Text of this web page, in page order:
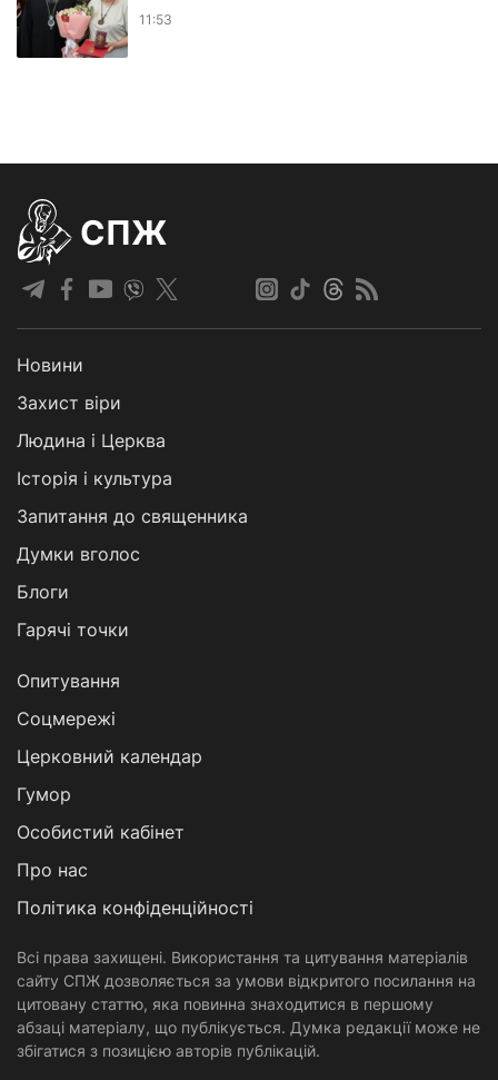
11:53
СПЖ
Новини
Захист віри
Людина і Церква
Історія і культура
Запитання до священника
Думки вголос
Блоги
Гарячі точки
Опитування
Соцмережі
Церковний календар
Гумор
Особистий кабінет
Про нас
Політика конфіденційності
Всі права захищені. Використання та цитування матеріалів
сайту СПЖ дозволяється за умови відкритого посилання на
цитовану статтю, яка повинна знаходитися в першому
абзаці матеріалу, що публікується. Думка редакції може не
збігатися з позицією авторів публікацій.